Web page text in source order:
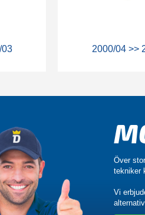
03 2000/04 >>
Över
tekniker
Vi